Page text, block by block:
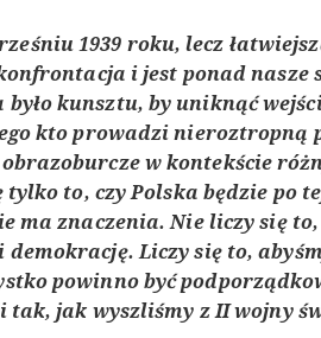
1939 roku, lecz
i jest ponad nasze
kunsztu, by uniknąć
kto prowadzi nieroztropną
w kontekście
to, czy Polska będzie po
ma znaczenia. Nie liczy się
Liczy się to,
powinno być
jak wyszliśmy z II wojny